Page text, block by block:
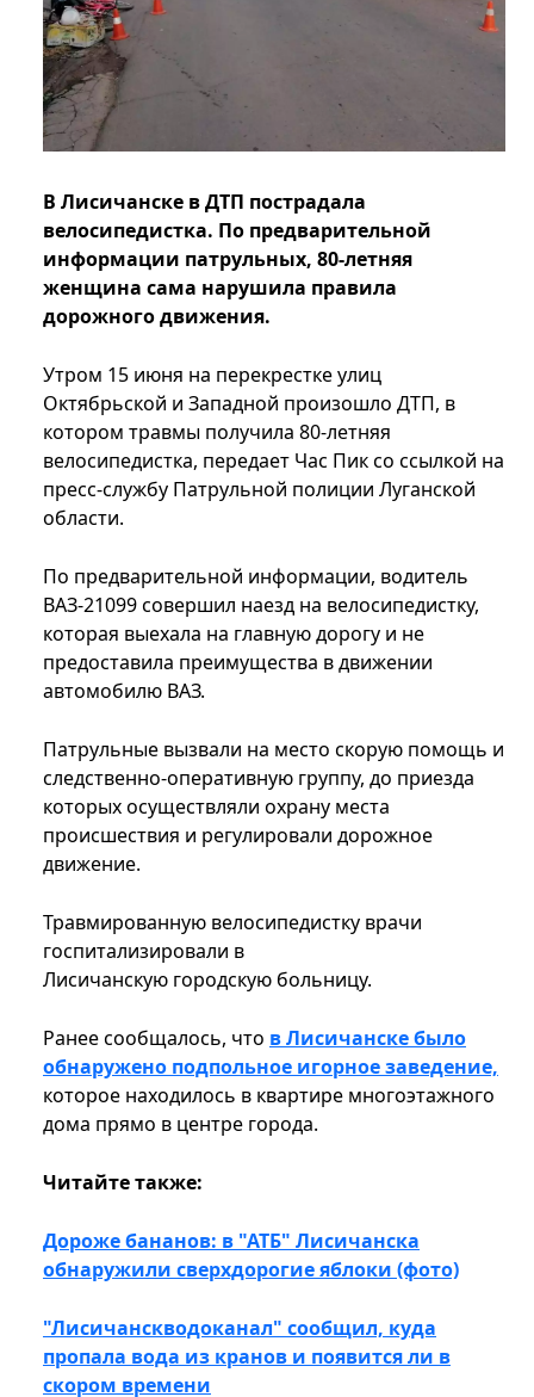
В Лисичанске в ДТП пострадала
велосипедистка. По предварительной
информации патрульных, 80-летняя
женщина сама нарушила правила
дорожного движения.
Утром 15 июня на перекрестке улиц
Октябрьской и Западной произошло ДТП, в
котором травмы получила 80-летняя
велосипедистка, передает Час Пик со ссылкой на
пресс-службу Патрульной полиции Луганской
области.
По предварительной информации, водитель
ВАЗ-21099 совершил наезд на велосипедистку,
которая выехала на главную дорогу и не
предоставила преимущества в движении
автомобилю ВАЗ.
Патрульные вызвали на место скорую помощь и
следственно-оперативную группу, до приезда
которых осуществляли охрану места
происшествия и регулировали дорожное
движение.
Травмированную велосипедистку врачи
госпитализировали в
Лисичанскую городскую больницу.
Ранее сообщалось, что в Лисичанске было
обнаружено подпольное игорное заведение,
которое находилось в квартире многоэтажного
дома прямо в центре города.
Читайте также:
Дороже бананов: в "АТБ" Лисичанска
обнаружили сверхдорогие яблоки (фото)
"Лисичанскводоканал" сообщил, куда
пропала вода из кранов и появится ли в
скором времени